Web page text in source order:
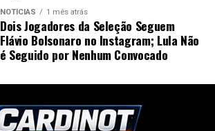
NOTÍCIAS 1 mês atrás
Dois Jogadores da Seleção Seguem
Flávio Bolsonaro no Instagram; Lula Não
é Seguido por Nenhum Convocado